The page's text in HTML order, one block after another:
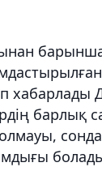
барлық